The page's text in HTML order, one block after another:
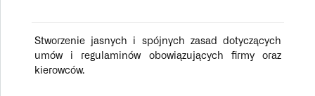
Stworzenie jasnych i spójnych zasad dotyczących
umów i regulaminów obowiązujących firmy oraz
kierowców.